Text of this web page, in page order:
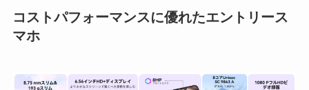
コストパフォーマンスに優れたエントリース
マホ